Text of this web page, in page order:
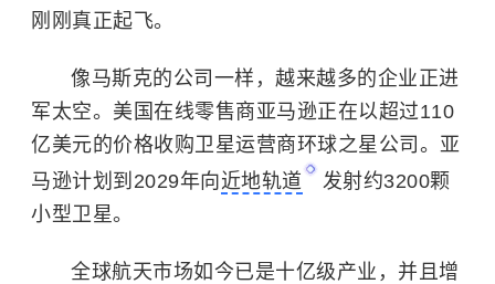
刚刚真正起飞。
像马斯克的公司一样，越来越多的企业正进
军太空。美国在线零售商亚马逊正在以超过110
亿美元的价格收购卫星运营商环球之星公司。亚
马逊计划到2029年向近地轨道
发射约3200颗
小型卫星。
全球航天市场如今已是十亿级产业，并且增